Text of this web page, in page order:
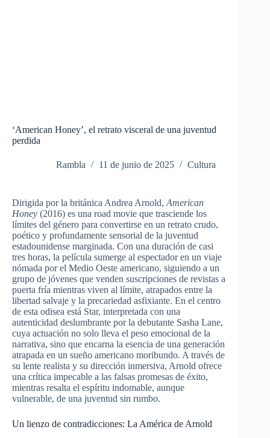
‘American Honey’, el retrato visceral de una juventud
perdida
Rambla 11 de junio de 2025 Cultura
Dirigida por la británica Andrea Arnold, American
Honey (2016) es una road movie que trasciende los
límites del género para convertirse en un retrato crudo,
poético y profundamente sensorial de la juventud
estadounidense marginada. Con una duración de casi
tres horas, la película sumerge al espectador en un viaje
nómada por el Medio Oeste americano, siguiendo a un
grupo de jóvenes que venden suscripciones de revistas a
puerta fría mientras viven al límite, atrapados entre la
libertad salvaje y la precariedad asfixiante. En el centro
de esta odisea está Star, interpretada con una
autenticidad deslumbrante por la debutante Sasha Lane,
cuya actuación no solo lleva el peso emocional de la
narrativa, sino que encarna la esencia de una generación
atrapada en un sueño americano moribundo. A través de
su lente realista y su dirección inmersiva, Arnold ofrece
una crítica impecable a las falsas promesas de éxito,
mientras resalta el espíritu indomable, aunque
vulnerable, de una juventud sin rumbo.
Un lienzo de contradicciones: La América de Arnold